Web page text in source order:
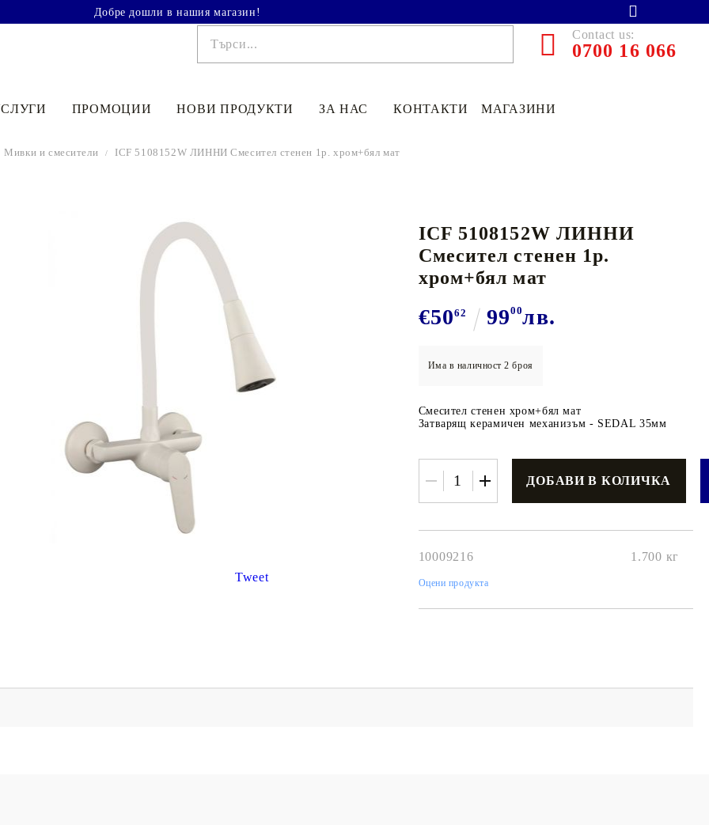
Добре дошли в нашия магазин!
Contact us:
0700 16 066
ПРОМОЦИИ НОВИ ПРОДУКТИ
€33 52
€41.90 €13.90
ЗА НАС КОНТАКТИ МАГАЗИНИ
Мивки и смесители ICF 5108152W ЛИННИ Смесител стенен 1р. хром+бял мат
Tweet
ICF 5108152W ЛИННИ
Смесител стенен 1р.
хром+бял мат
€5062 9900лв.
Има в наличност2 броя
Смесител стенен хром+бял мат
Затварящ керамичен механизъм - SEDAL 35мм
10009216 1.700 кг
Оцени продукта